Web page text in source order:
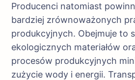
Producenci natomiast
bardziej zrównoważonych
produkcyjnych. Obejmuje to
ekologicznych materiałów
procesów produkcyjnych
zużycie wody i energii.